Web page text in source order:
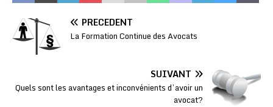
PRÉCÉDENT
La Formation Continue des Avocats
SUIVANT
Quels sont les avantages et inconvénients d’avoir un
avocat?